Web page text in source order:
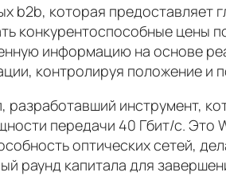
которая предоставляет
конкурентоспособные цены
информацию на основе
контролируя положение
инструмент,
передачи 40 Гбит/с.
оптических сетей,
раунд капитала для